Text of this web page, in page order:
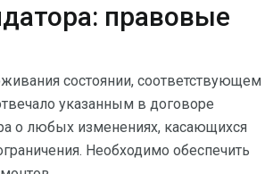
правовые
состоянии, соответствующем
указанным в договоре
о любых изменениях, касающихся
Необходимо обеспечить